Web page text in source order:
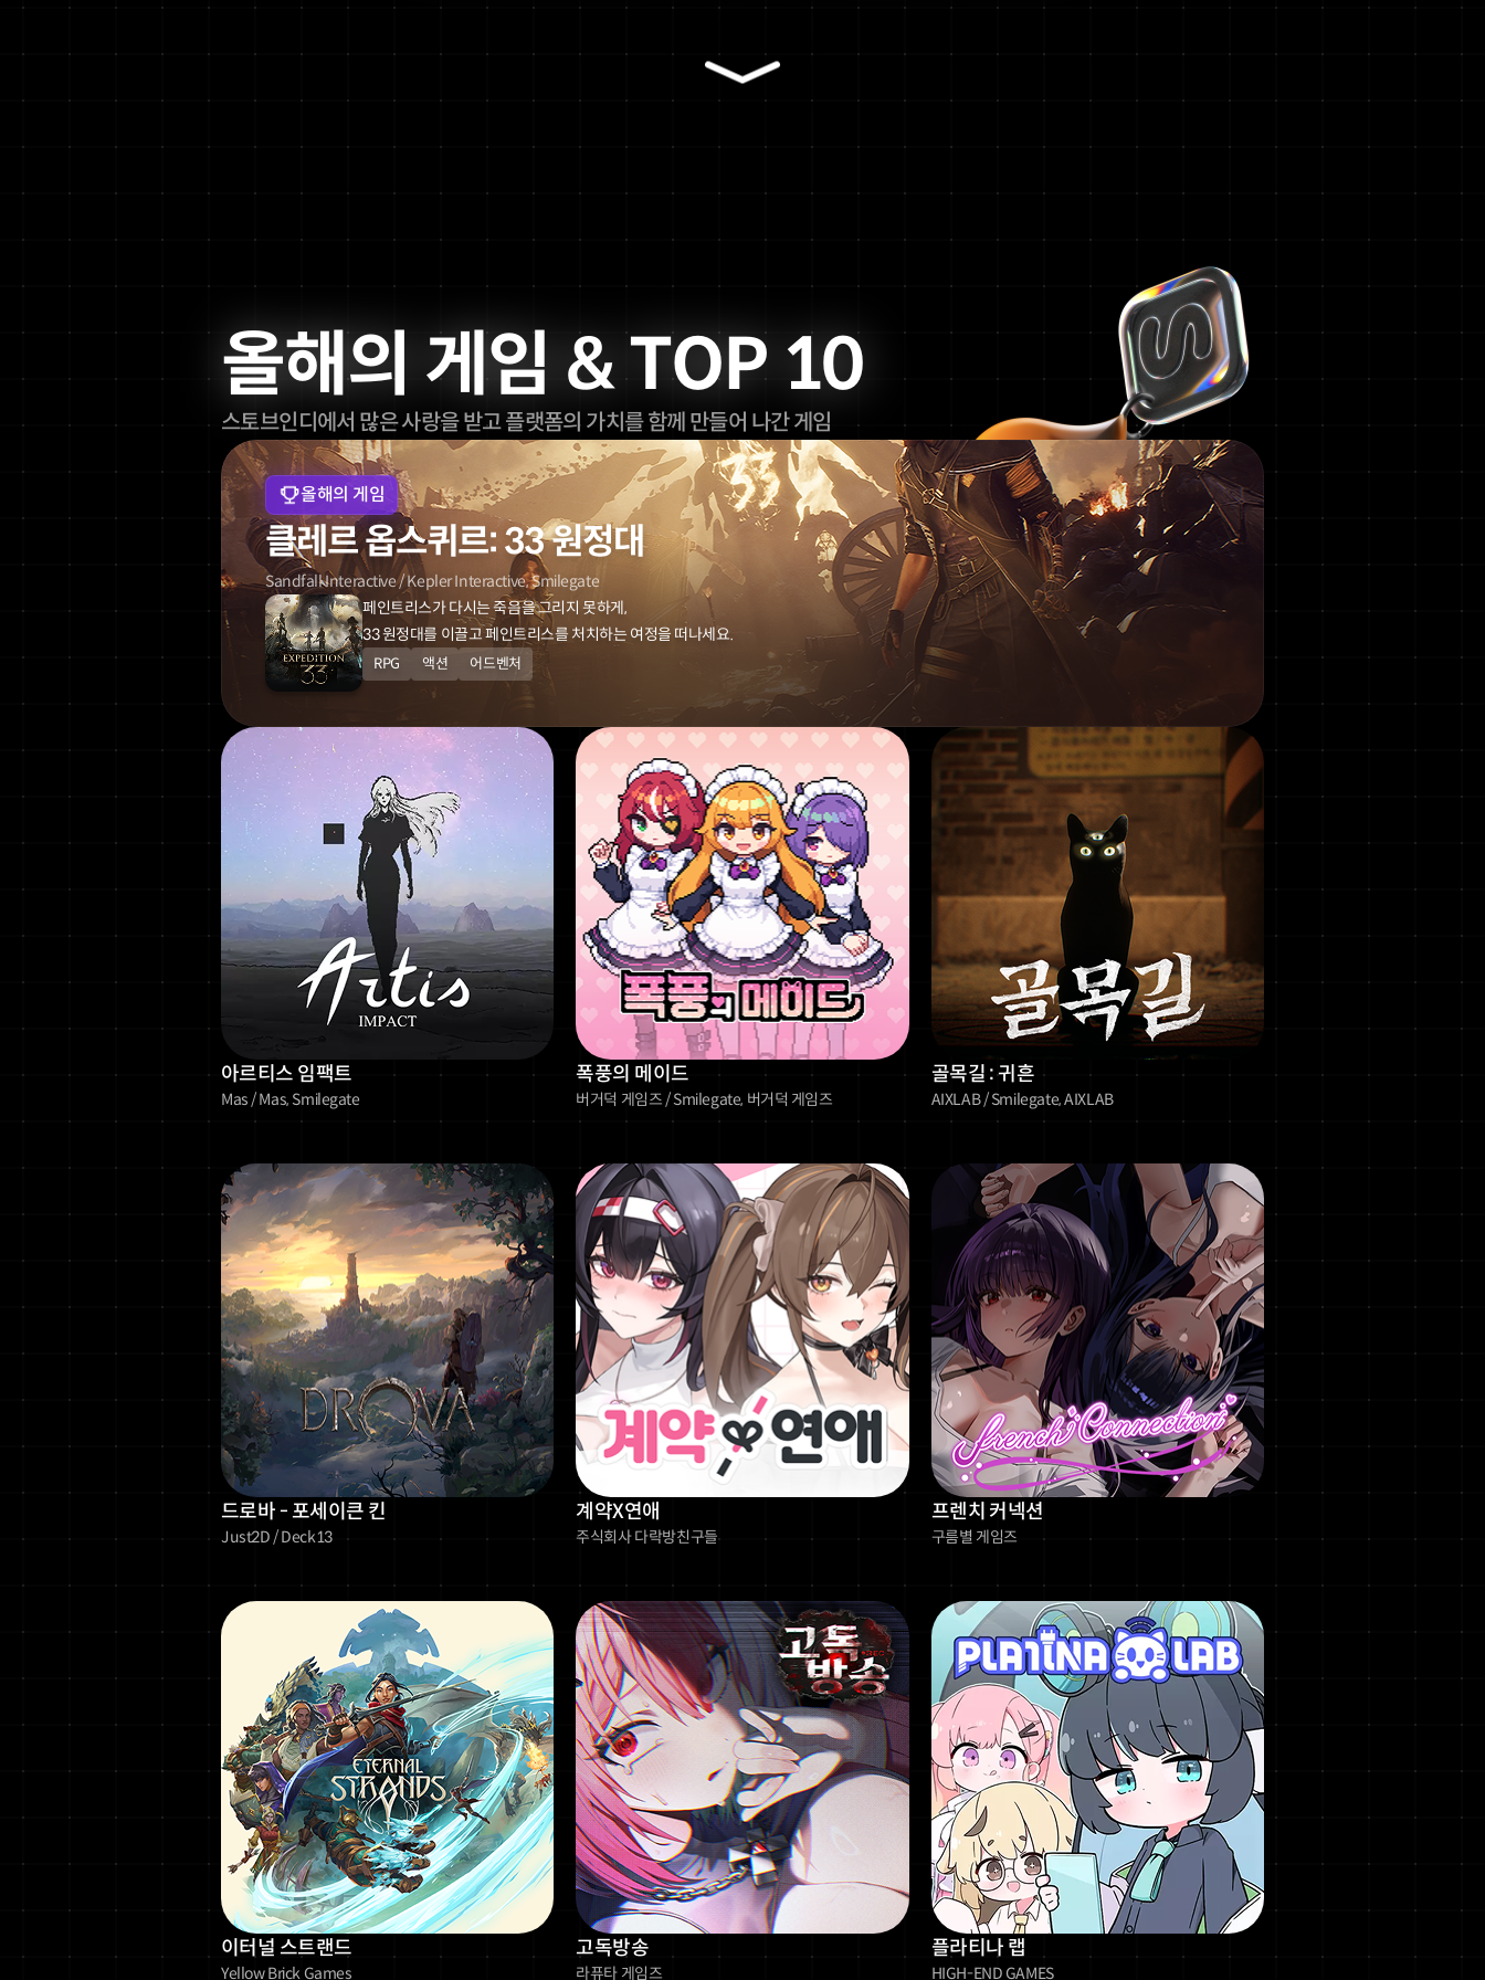
Scroll Down The next section
올해의 게임 & TOP 10
스토브인디에서 많은 사랑을 받고 플랫폼의 가치를 함께 만들어 나간 게임
올해의 게임
클레르 옵스퀴르: 33 원정대
Sandfall Interactive / Kepler Interactive, Smilegate
페인트리스가 다시는 죽음을 그리지 못하게,
33 원정대를 이끌고 페인트리스를 처치하는 여정을 떠나세요.
RPG 액션 어드벤처
아르티스 임팩트
Mas / Mas, Smilegate
폭풍의 메이드
버거덕 게임즈 / Smilegate, 버거덕 게임즈
골목길 : 귀흔
AIXLAB / Smilegate, AIXLAB
드로바 - 포세이큰 킨
Just2D / Deck13
계약X연애
주식회사 다락방친구들
프렌치 커넥션
구름별 게임즈
이터널 스트랜드
Yellow Brick Games
고독방송
라퓨타 게임즈
플라티나 랩
HIGH-END GAMES